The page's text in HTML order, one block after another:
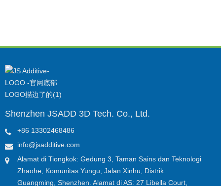
Shenzhen JSADD 3D Tech. Co., Ltd.
+86 13302468486
info@jsadditive.com
Alamat di Tiongkok: Gedung 3, Taman Sains dan Teknologi
Zhaohe, Komunitas Yungu, Jalan Xinhu, Distrik
Guangming, Shenzhen. Alamat di AS: 27 Libella Court,